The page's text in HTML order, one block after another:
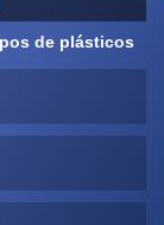
de plásticos